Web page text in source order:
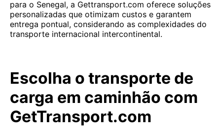
para o Senegal, a Gettransport.com oferece soluções
personalizadas que otimizam custos e garantem
entrega pontual, considerando as complexidades do
transporte internacional intercontinental.
Escolha o transporte de
carga em caminhão com
GetTransport.com